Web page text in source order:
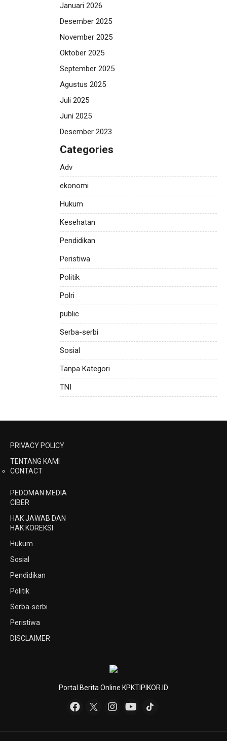
Januari 2026
Desember 2025
November 2025
Oktober 2025
September 2025
Agustus 2025
Juli 2025
Juni 2025
Desember 2023
Categories
Adv
ekonomi
Hukum
Kesehatan
Pendidikan
Peristiwa
Politik
Polri
public
Serba-serbi
Sosial
Tanpa Kategori
TNI
PRIVACY POLICY
TENTANG KAMI
CONTACT
PEDOMAN MEDIA
CIBER
HAK JAWAB DAN
HAK KOREKSI
Hukum
Sosial
Pendidikan
Politik
Serba-serbi
Peristiwa
DISCLAIMER
Portal Berita Online KPKTIPIKOR.ID